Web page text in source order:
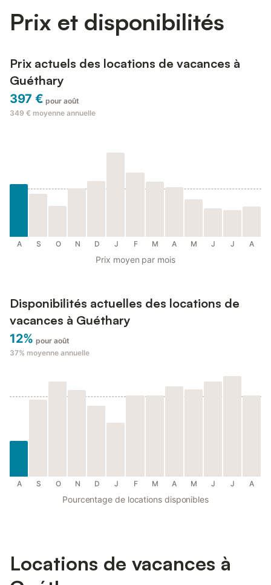
Prix et disponibilités
Prix actuels des locations de vacances à
Guéthary
397 € pour août
349 € moyenne annuelle
A S O N D J F M A M J J A
Prix moyen par mois
Disponibilités actuelles des locations de
vacances à Guéthary
12% pour août
37% moyenne annuelle
A S O N D J F M A M J J A
Pourcentage de locations disponibles
Locations de vacances à